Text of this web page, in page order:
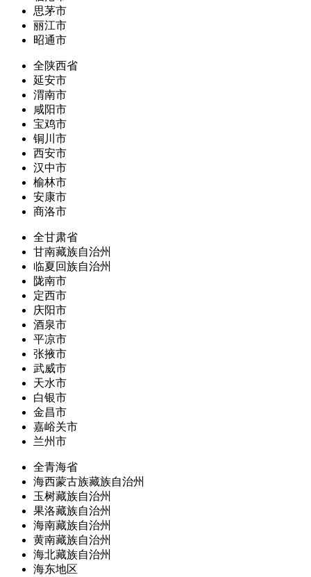
思茅市
丽江市
昭通市
全陕西省
延安市
渭南市
咸阳市
宝鸡市
铜川市
西安市
汉中市
榆林市
安康市
商洛市
全甘肃省
甘南藏族自治州
临夏回族自治州
陇南市
定西市
庆阳市
酒泉市
平凉市
张掖市
武威市
天水市
白银市
金昌市
嘉峪关市
兰州市
全青海省
海西蒙古族藏族自治州
玉树藏族自治州
果洛藏族自治州
海南藏族自治州
黄南藏族自治州
海北藏族自治州
海东地区